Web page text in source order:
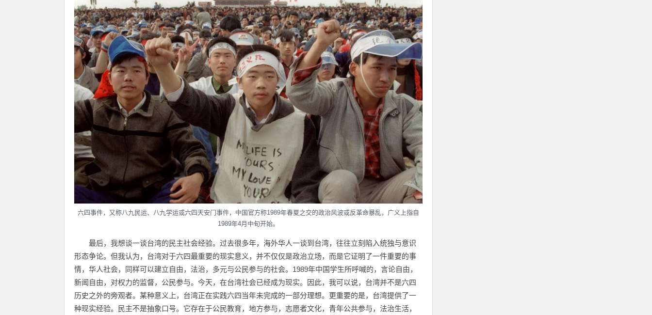
六四事件，又称八九民运、八九学运或六四天安门事件，中国官方称1989年春夏之交的政治风波或反革命暴乱，广义上指自
1989年4月中旬开始。
最后，我想谈一谈台湾的民主社会经验。过去很多年，海外华人一谈到台湾，往往立刻陷入统独与意识
形态争论。但我认为，台湾对于六四最重要的现实意义，并不仅仅是政治立场，而是它证明了一件重要的事
情，华人社会，同样可以建立自由，法治，多元与公民参与的社会。1989年中国学生所呼喊的，言论自由，
新闻自由，对权力的监督，公民参与。今天，在台湾社会已经成为现实。因此，我可以说，台湾并不是六四
历史之外的旁观者。某种意义上，台湾正在实践六四当年未完成的一部分理想。更重要的是，台湾提供了一
种现实经验。民主不是抽象口号。它存在于公民教育，地方参与，志愿者文化，青年公共参与，法治生活，